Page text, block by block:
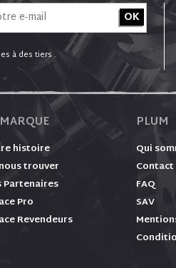
à des tiers .
histoire
trouver
Partenaires
Pro
Revendeurs
PLUM
Qui
Contact
FAQ
SAV